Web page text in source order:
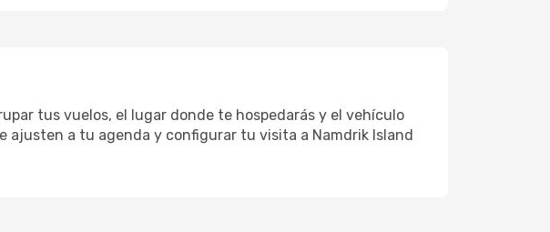
tus vuelos, el lugar donde te hospedarás y el vehículo
ajusten a tu agenda y configurar tu visita a Namdrik Island